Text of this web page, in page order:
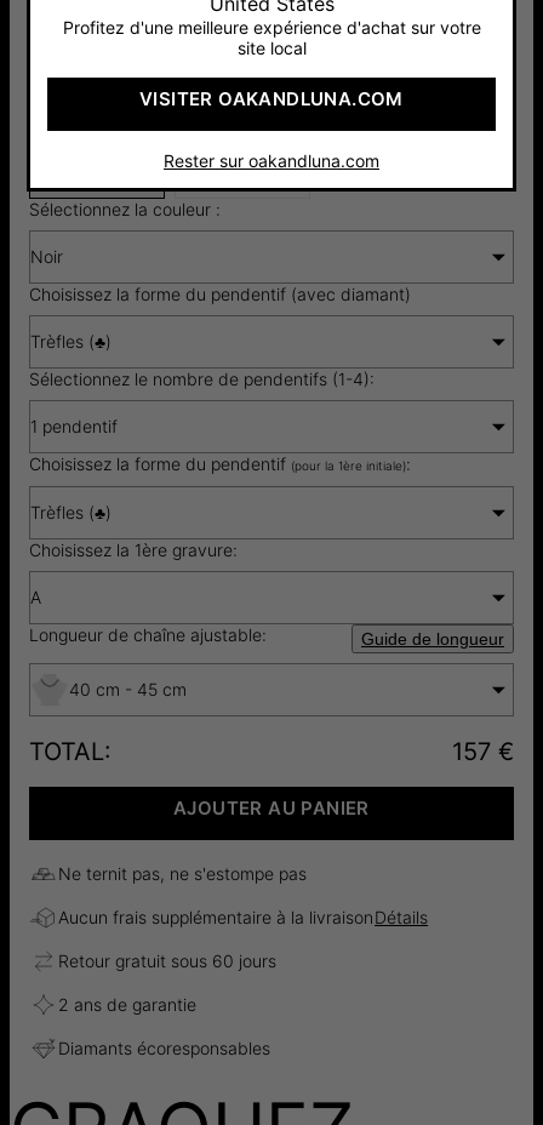
Pay with Klarna
Argent 925
Or Vermeil
178 €
Sélectionnez la couleur :
Noir
Choisissez la forme du pendentif (avec diamant)
Trèfles (♣)
Sélectionnez le nombre de pendentifs (1-4):
1 pendentif
Choisissez la forme du pendentif (pour la 1ère initiale):
Trèfles (♣)
Choisissez la 1ère gravure:
A
Longueur de chaîne ajustable:
Guide de longueur
40 cm - 45 cm
TOTAL: 157 €
AJOUTER AU PANIER
Ne ternit pas, ne s'estompe pas
Aucun frais supplémentaire à la livraisonDétails
Retour gratuit sous 60 jours
2 ans de garantie
Diamants écoresponsables
Profitez d'une meilleure expérience d'achat sur votre
site local
VISITER OAKANDLUNA.COM
Rester sur oakandluna.com